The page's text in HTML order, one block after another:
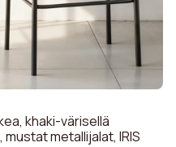
khaki-värisellä
metallijalat, IRIS